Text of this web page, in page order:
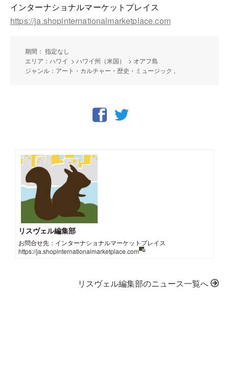
インターナショナルマーケットプレイス
https://ja.shopinternationalmarketplace.com
期間： 指定なし
エリア：ハワイ > ハワイ州（米国） > オアフ島
ジャンル：アート・カルチャー・歴史・ミュージック ,
リスヴェル編集部
お問合せ先：インターナショナルマーケットプレイス
https://ja.shopinternationalmarketplace.com
リスヴェル編集部のニュース一覧へ